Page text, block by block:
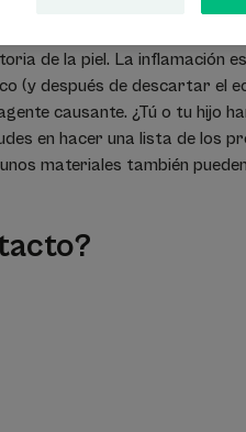
de la piel. La inflamación
(y después de descartar el
causante. ¿Tú o tu hijo
en hacer una lista de los
materiales también